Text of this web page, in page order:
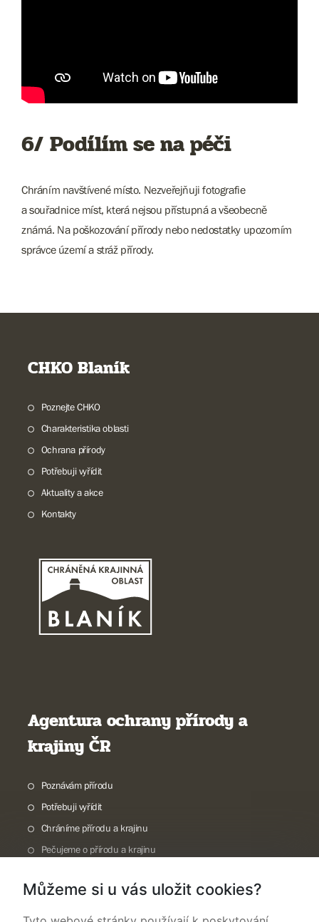
6/ Podílím se na péči
Chráním navštívené místo. Nezveřejňuji fotografie
a souřadnice míst, která nejsou přístupná a všeobecně
známá. Na poškozování přírody nebo nedostatky upozorním
správce území a stráž přírody.
CHKO Blaník
Poznejte CHKO
Charakteristika oblasti
Ochrana přírody
Potřebuji vyřídit
Aktuality a akce
Kontakty
Agentura ochrany přírody a
krajiny ČR
Poznávám přírodu
Potřebuji vyřídit
Chráníme přírodu a krajinu
Pečujeme o přírodu a krajinu
O nás
Můžeme si u vás uložit cookies?